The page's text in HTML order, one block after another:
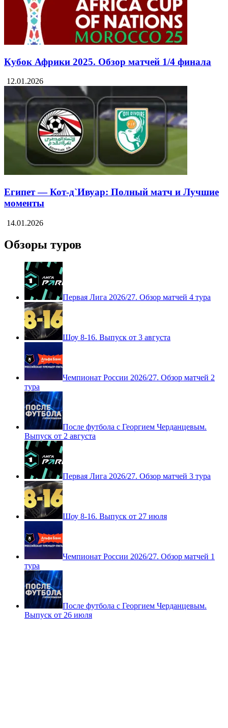
Кубок Африки 2025. Обзор матчей 1/4 финала
12.01.2026
Египет — Кот-д`Ивуар: Полный матч и Лучшие
моменты
14.01.2026
Обзоры туров
Первая Лига 2026/27. Обзор матчей 4 тура
Шоу 8-16. Выпуск от 3 августа
Чемпионат России 2026/27. Обзор матчей 2
тура
После футбола с Георгием Черданцевым.
Выпуск от 2 августа
Первая Лига 2026/27. Обзор матчей 3 тура
Шоу 8-16. Выпуск от 27 июля
Чемпионат России 2026/27. Обзор матчей 1
тура
После футбола с Георгием Черданцевым.
Выпуск от 26 июля